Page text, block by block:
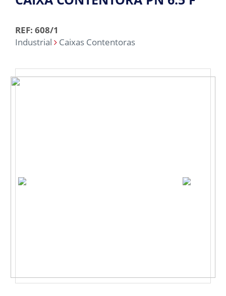
REF: 608/1
Industrial
Caixas Contentoras